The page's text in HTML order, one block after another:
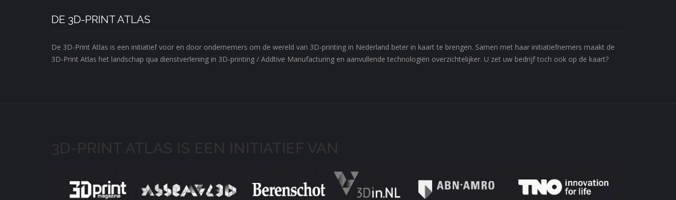
DE 3D-PRINT ATLAS
De 3D-Print Atlas is een initiatief voor en door ondernemers om de wereld van 3D-printing in Nederland beter in kaart te brengen. Samen met haar initiatiefnemers maakt de
3D-Print Atlas het landschap qua dienstverlening in 3D-printing / Addtive Manufacturing en aanvullende technologiën overzichtelijker. U zet uw bedrijf toch ook op de kaart?